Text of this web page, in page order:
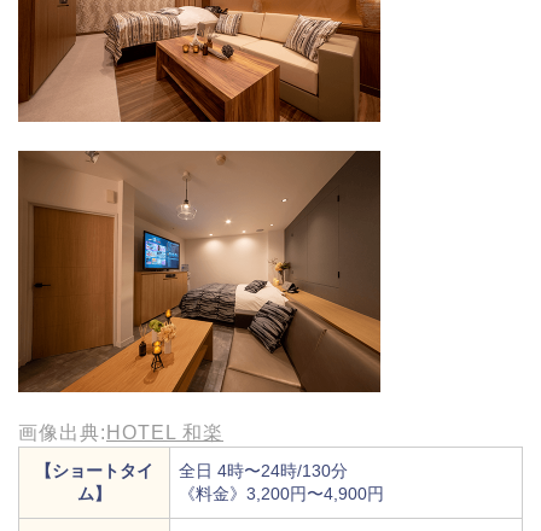
画像出典: HOTEL 和楽
【ショートタイ
ム】
全日 4時〜24時/130分
《料金》3,200円〜4,900円